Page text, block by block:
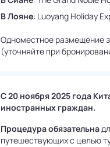
В Лояне: Luoyang Holiday
Одноместное размещение
(уточняйте при
С 20 ноября 2025 года
иностранных граждан.
Процедура обязательна
путешествующих с целью